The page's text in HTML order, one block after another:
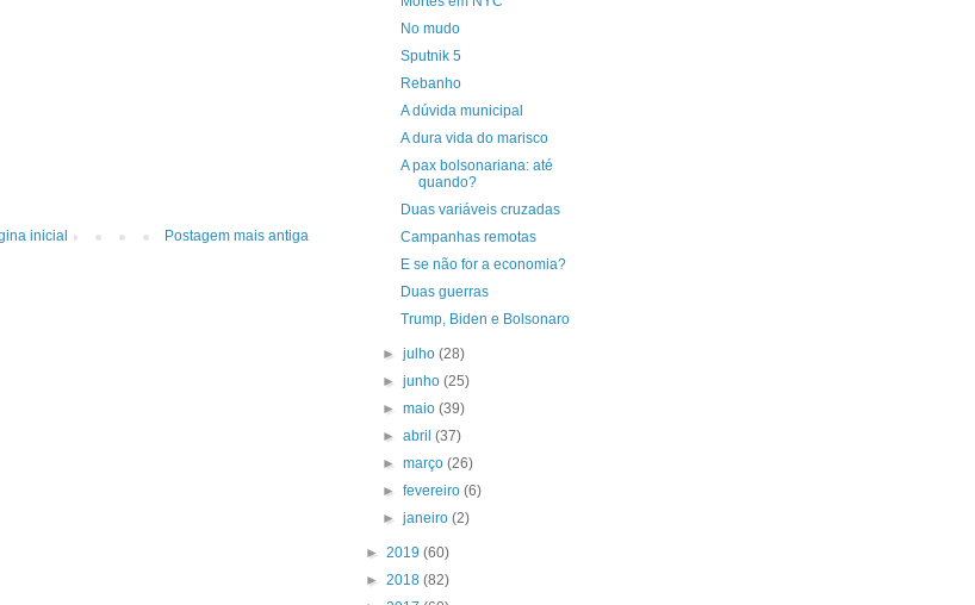
Postagem mais antiga
inicial
No mudo
Sputnik 5
Rebanho
A dúvida municipal
A dura vida do marisco
A pax bolsonariana: até
quando?
Duas variáveis cruzadas
Campanhas remotas
E se não for a economia?
Duas guerras
Trump, Biden e Bolsonaro
►julho(28)
►junho(25)
►maio(39)
►abril(37)
►março(26)
►fevereiro(6)
►janeiro(2)
► 2019 (60)
► 2018 (82)